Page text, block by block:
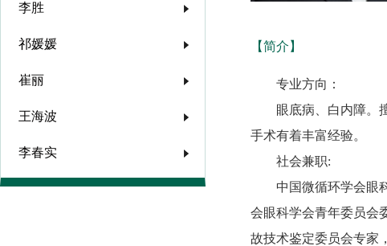
李胜
祁媛媛
崔丽
王海波
李春实
【简介】
专业方向：
眼底病、白内障。
手术有着丰富经验。
社会兼职:
中国微循环学会眼
会眼科学会青年委员会
故技术鉴定委员会专家